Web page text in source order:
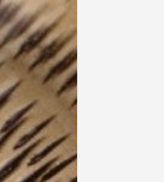
十
は